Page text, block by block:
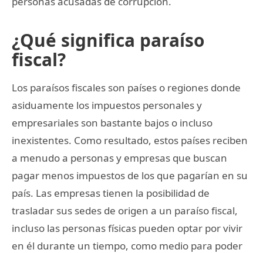
¿Qué significa paraíso
fiscal?
Los paraísos fiscales son países o regiones donde
asiduamente los impuestos personales y
empresariales son bastante bajos o incluso
inexistentes. Como resultado, estos países reciben
a menudo a personas y empresas que buscan
pagar menos impuestos de los que pagarían en su
país. Las empresas tienen la posibilidad de
trasladar sus sedes de origen a un paraíso fiscal,
incluso las personas físicas pueden optar por vivir
en él durante un tiempo, como medio para poder